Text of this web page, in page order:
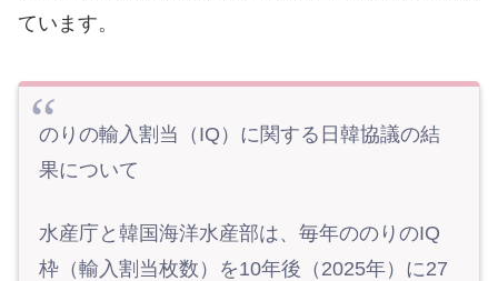
ています。
のりの輸入割当（IQ）に関する日韓協議の結
果について
水産庁と韓国海洋水産部は、毎年ののりのIQ
枠（輸入割当枚数）を10年後（2025年）に27